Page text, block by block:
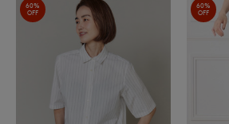
60%
OFF
60%
OFF